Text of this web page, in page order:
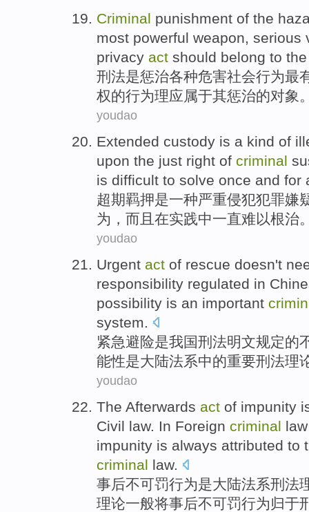
Criminal punishment of the
most powerful weapon, serious
privacy act should belong to the
刑法是惩治各种危害社会行为最
权的行为理应属于其惩治的对象
youdao
Extended custody is a kind of
upon the just right of criminal
is difficult to solve once and for
超期羁押是一种严重侵犯犯罪嫌
为 ， 而且 在实践中一直难以根治
youdao
Urgent act of rescue doesn't
responsibility regulated in
possibility is an important
system.
紧急避险是我国刑法明文规定的
能性是大陆法系中的重要刑法理
youdao
The Afterwards act of impunity
Civil law. In Foreign criminal law
impunity is always attributed to
criminal law.
事后不可罚行为是大陆法系刑法
理论一般将事后不可罚行为归于